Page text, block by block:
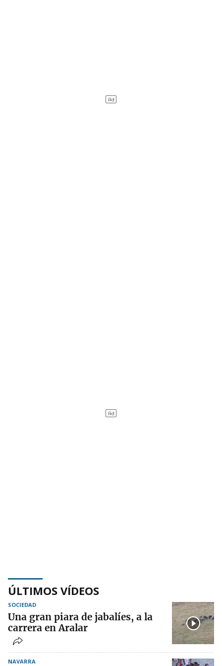
ÚLTIMOS VÍDEOS
SOCIEDAD
Una gran piara de jabalíes, a la
carrera en Aralar
NAVARRA